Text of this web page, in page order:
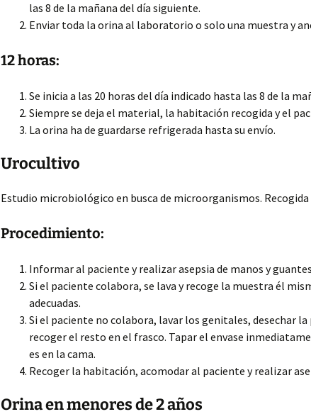
las 8 de la mañana del día siguiente.
Enviar toda la orina al laboratorio o solo una muestra y
12 horas:
Se inicia a las 20 horas del día indicado hasta las 8 de la
Siempre se deja el material, la habitación recogida y el
La orina ha de guardarse refrigerada hasta su envío.
Urocultivo
Estudio microbiológico en busca de microorganismos.
Procedimiento:
Informar al paciente y realizar asepsia de manos y
Si el paciente colabora, se lava y recoge la muestra él
adecuadas.
Si el paciente no colabora, lavar los genitales, desechar
recoger el resto en el frasco. Tapar el envase
es en la cama.
Recoger la habitación, acomodar al paciente y realizar
Orina en menores de 2 años